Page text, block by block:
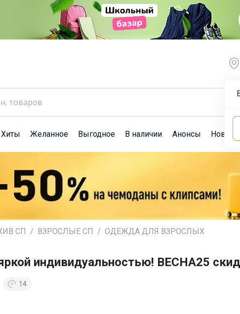
Хиты Желанное Выгодное В наличии Анонсы Новости
СП ВЗРОСЛЫЕ СП ОДЕЖДА ДЛЯ ВЗРОСЛЫХ
индивидуальностью! ВЕСНА25
14